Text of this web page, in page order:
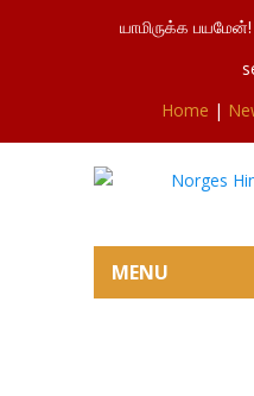
யாமிருக்க
Home |
MENU